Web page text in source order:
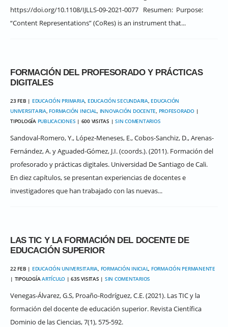
https://doi.org/10.1108/IJLLS-09-2021-0077 Resumen: Purpose:
“Content Representations” (CoRes) is an instrument that...
FORMACIÓN DEL PROFESORADO Y PRÁCTICAS
DIGITALES
23 FEB | EDUCACIÓN PRIMARIA, EDUCACIÓN SECUNDARIA, EDUCACIÓN
UNIVERSITARIA, FORMACIÓN INICIAL, INNOVACIÓN DOCENTE, PROFESORADO|
TIPOLOGÍA PUBLICACIONES | 600 VISITAS | SIN COMENTARIOS
Sandoval-Romero, Y., López-Meneses, E., Cobos-Sanchiz, D., Arenas-
Fernández, A. y Aguaded-Gómez, J.I. (coords.). (2011). Formación del
profesorado y prácticas digitales. Universidad De Santiago de Cali.
En diez capítulos, se presentan experiencias de docentes e
investigadores que han trabajado con las nuevas...
LAS TIC Y LA FORMACIÓN DEL DOCENTE DE
EDUCACIÓN SUPERIOR
22 FEB | EDUCACIÓN UNIVERSITARIA, FORMACIÓN INICIAL, FORMACIÓN PERMANENTE
| TIPOLOGÍAARTÍCULO | 635 VISITAS | SIN COMENTARIOS
Venegas-Álvarez, G.S, Proaño-Rodríguez, C.E. (2021). Las TIC y la
formación del docente de educación superior. Revista Científica
Dominio de las Ciencias, 7(1), 575-592.